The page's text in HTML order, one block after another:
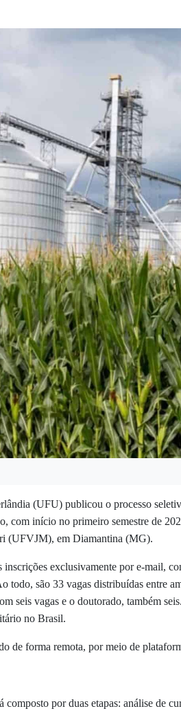
(UFU) publicou o processo
com início no primeiro semestre de
(UFVJM), em Diamantina (MG).
inscrições exclusivamente por e-mail,
todo, são 33 vagas distribuídas entre
seis vagas e o doutorado, também
no Brasil.
de forma remota, por meio de
composto por duas etapas: análise de